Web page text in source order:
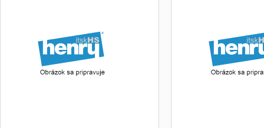
GB SSD - WiFi 802.11 a/b/g/n, GPS, BT
4,0, 3G modul, - Camera 2,0 , 5,0 MPx- 2x
USB, micro HDMI - 3.7V/13000mAh
removable battery, - headph